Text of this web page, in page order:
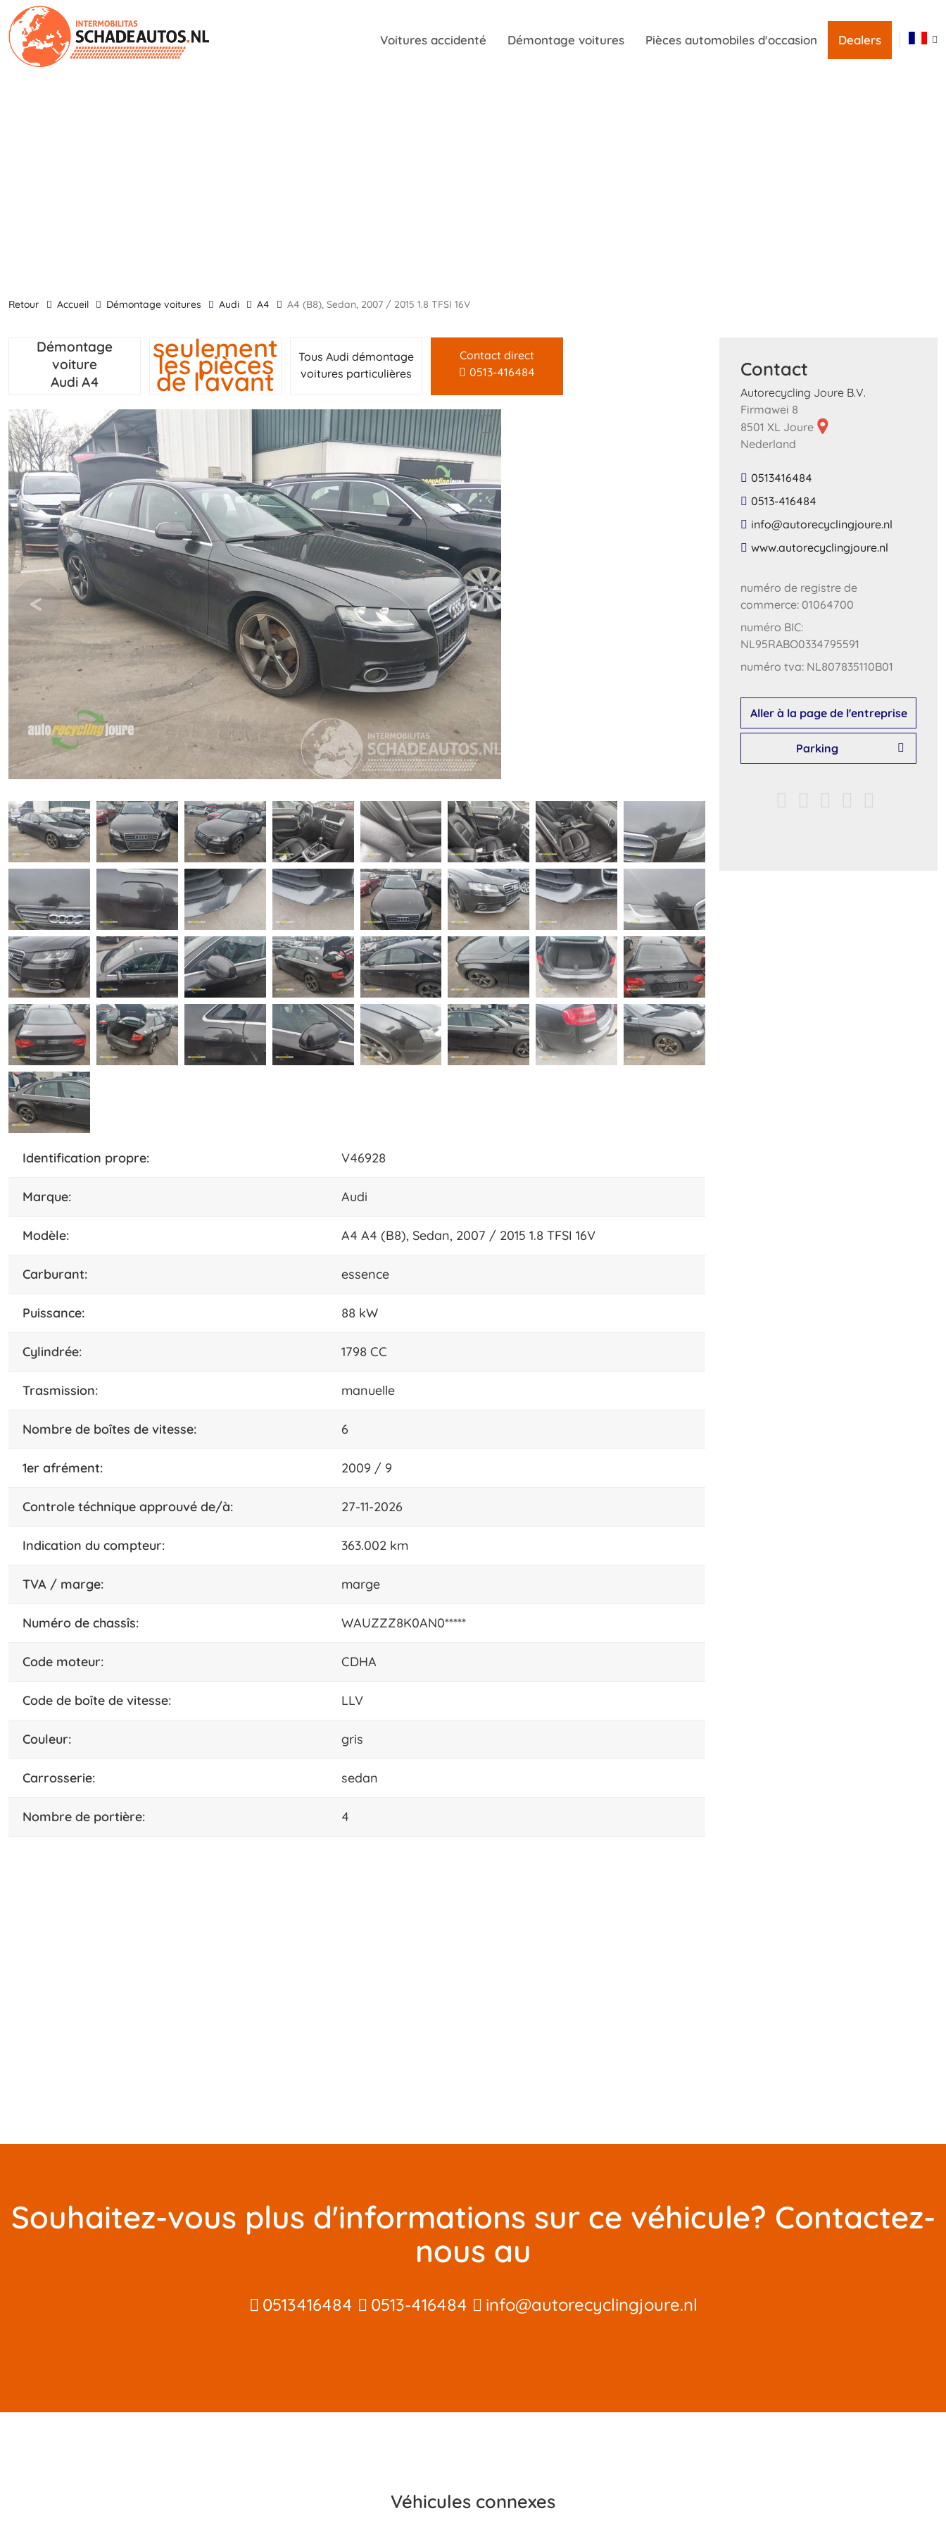
Voitures accidenté Démontage voitures Pièces automobiles d'occasion Dealers
retour Accueil Démontage voitures Audi A4 A4 (B8), Sedan, 2007 / 2015 1.8 TFSI 16V
Démontage
voiture
Audi A4
seulement
les pièces
de l'avant
Tous Audi démontage
voitures particulières
Contact direct
0513-416484
identification propre: V46928
marque: Audi
modèle: A4 A4 (B8), Sedan, 2007 / 2015 1.8 TFSI 16V
carburant: essence
puissance: 88 kW
cylindrée: 1798 CC
trasmission: manuelle
nombre de boîtes de vitesse: 6
1er afrément: 2009 / 9
Controle téchnique approuvé de/à: 27-11-2026
indication du compteur: 363.002 km
TVA / marge: marge
numéro de chassîs: WAUZZZ8K0AN0*****
code moteur: CDHA
code de boîte de vitesse: LLV
couleur: gris
carrosserie: sedan
nombre de portière: 4
Contact
Autorecycling Joure B.V.
Firmawei 8
8501 XL Joure
Nederland
0513416484
0513-416484
​info​@​autorecyclingjoure​.​nl​
​www​.​autorecyclingjoure​.​nl​
numéro de registre de
commerce: 01064700
numéro BIC:
NL95RABO0334795591
numéro tva: NL807835110B01
Aller à la page de l'entreprise
Parking
Souhaitez-vous plus d'informations sur ce véhicule? Contactez-
nous au
0513416484 0513-416484 info@autorecyclingjoure.nl
Véhicules connexes